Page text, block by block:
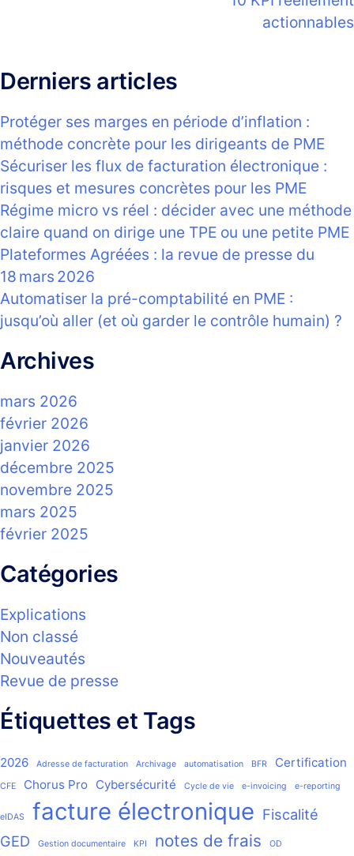
actionnables
Derniers articles
Protéger ses marges en période d’inflation :
méthode concrète pour les dirigeants de PME
Sécuriser les flux de facturation électronique :
risques et mesures concrètes pour les PME
Régime micro vs réel : décider avec une méthode
claire quand on dirige une TPE ou une petite PME
Plateformes Agréées : la revue de presse du
18 mars 2026
Automatiser la pré-comptabilité en PME :
jusqu’où aller (et où garder le contrôle humain) ?
Archives
mars 2026
février 2026
janvier 2026
décembre 2025
novembre 2025
mars 2025
février 2025
Catégories
Explications
Non classé
Nouveautés
Revue de presse
Étiquettes et Tags
2026 Adresse de facturation Archivage automatisation BFR Certification
CFE Chorus Pro Cybersécurité Cycle de vie e-invoicing e-reporting
eIDAS facture électronique Fiscalité
GED
Gestion documentaire KPI notes de frais OD